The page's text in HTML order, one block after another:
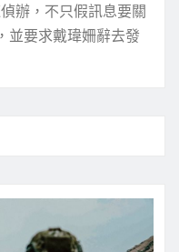
辦，不只假訊息要關
並要求戴瑋姍辭去發